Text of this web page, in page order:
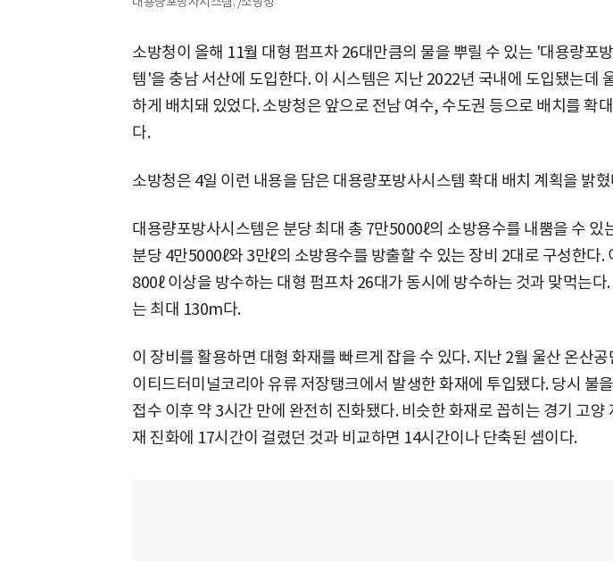
소방청이 올해 11월 대형 펌프차 26대만큼의 물을 뿌릴 수 있는 '대용량포
템'을 충남 서산에 도입한다. 이 시스템은 지난 2022년 국내에 도입됐는데
하게 배치돼 있었다. 소방청은 앞으로 전남 여수, 수도권 등으로 배치를 확
다.
소방청은 4일 이런 내용을 담은 대용량포방사시스템 확대 배치 계획을 밝
대용량포방사시스템은 분당 최대 총 7만5000ℓ의 소방용수를 내뿜을 수 있
분당 4만5000ℓ와 3만ℓ의 소방용수를 방출할 수 있는 장비 2대로 구성한다.
800ℓ 이상을 방수하는 대형 펌프차 26대가 동시에 방수하는 것과 맞먹는다
는 최대 130m다.
이 장비를 활용하면 대형 화재를 빠르게 잡을 수 있다. 지난 2월 울산 온산공
이티드터미널코리아 유류 저장탱크에서 발생한 화재에 투입됐다. 당시 불
접수 이후 약 3시간 만에 완전히 진화됐다. 비슷한 화재로 꼽히는 경기 고양
재 진화에 17시간이 걸렸던 것과 비교하면 14시간이나 단축된 셈이다.